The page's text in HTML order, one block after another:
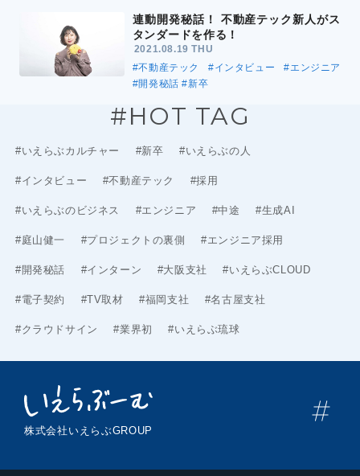
連動開発秘話！ 不動産テック新人がス
タンダードを作る！
2021.08.19 THU
#不動産テック
#インタビュー
#エンジニア
#開発秘話 #新卒
#HOT TAG
#いえらぶカルチャー #新卒 #いえらぶの人
#インタビュー #不動産テック #採用
#いえらぶのビジネス #エンジニア #中途 #生成AI
#庭山健一 #プロジェクトの裏側 #エンジニア採用
#開発秘話 #インターン #大阪支社 #いえらぶCLOUD
#電子契約 #TV取材 #福岡支社 #名古屋支社
#クラウドサイン #業界初 #いえらぶ琉球
株式会社いえらぶGROUP